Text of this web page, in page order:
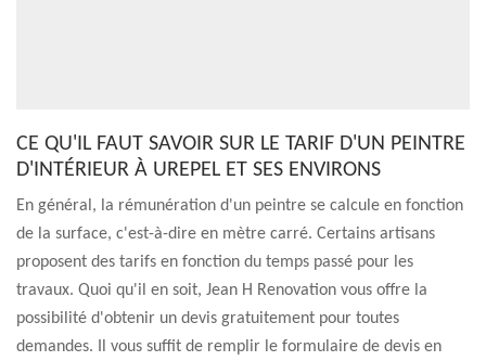
CE QU'IL FAUT SAVOIR SUR LE TARIF D'UN PEINTRE
D'INTÉRIEUR À UREPEL ET SES ENVIRONS
En général, la rémunération d'un peintre se calcule en fonction
de la surface, c'est-à-dire en mètre carré. Certains artisans
proposent des tarifs en fonction du temps passé pour les
travaux. Quoi qu'il en soit, Jean H Renovation vous offre la
possibilité d'obtenir un devis gratuitement pour toutes
demandes. Il vous suffit de remplir le formulaire de devis en